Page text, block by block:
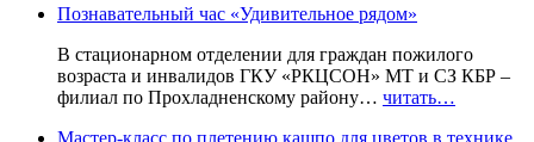
Познавательный час «Удивительное рядом»
В стационарном отделении для граждан пожилого
возраста и инвалидов ГКУ «РКЦСОН» МТ и СЗ КБР –
филиал по Прохладненскому району… читать…
Мастер-класс по плетению кашпо для цветов в технике